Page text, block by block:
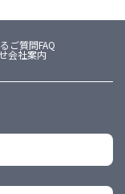
ご質問FAQ
会社案内